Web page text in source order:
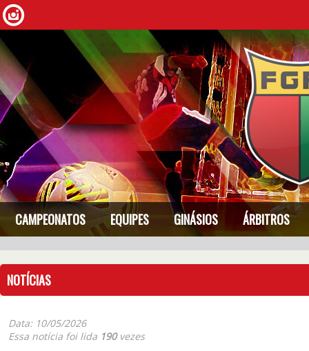
CAMPEONATOS EQUIPES GINÁSIOS ÁRBITROS
NOTÍCIAS
Data: 10/05/2026
Essa notícia foi lida 190vezes